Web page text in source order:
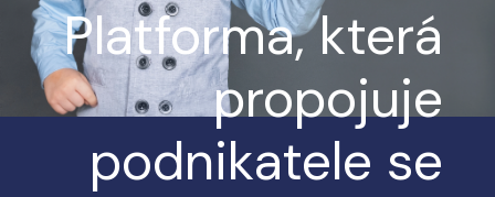
Platforma, která
propojuje
podnikatele se